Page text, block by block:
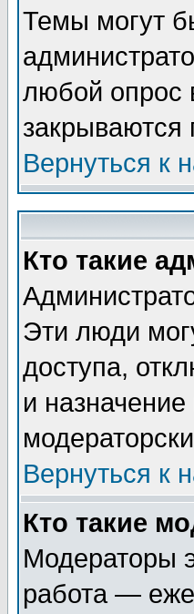
Темы могут
любой опрос
Вернуться к
Кто такие
Эти люди
доступа,
и
Вернуться к
Кто такие
Модераторы
работа —